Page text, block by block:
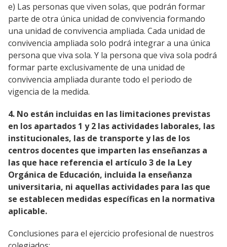
e) Las personas que viven solas, que podrán formar
parte de otra única unidad de convivencia formando
una unidad de convivencia ampliada. Cada unidad de
convivencia ampliada solo podrá integrar a una única
persona que viva sola. Y la persona que viva sola podrá
formar parte exclusivamente de una unidad de
convivencia ampliada durante todo el periodo de
vigencia de la medida.
4. No están incluidas en las limitaciones previstas
en los apartados 1 y 2 las actividades laborales, las
institucionales, las de transporte y las de los
centros docentes que imparten las enseñanzas a
las que hace referencia el artículo 3 de la Ley
Orgánica de Educación, incluida la enseñanza
universitaria, ni aquellas actividades para las que
se establecen medidas específicas en la normativa
aplicable.
Conclusiones para el ejercicio profesional de nuestros